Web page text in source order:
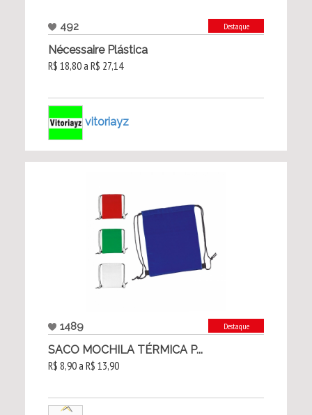
492 Destaque
Nécessaire Plástica
R$ 18,80 a R$ 27,14
vitoriayz
1489 Destaque
SACO MOCHILA TÉRMICA P...
R$ 8,90 a R$ 13,90